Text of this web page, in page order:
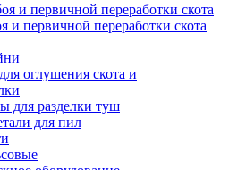
и первичной переработки скота
и первичной переработки скота
оглушения скота и
разделки туш
для пил